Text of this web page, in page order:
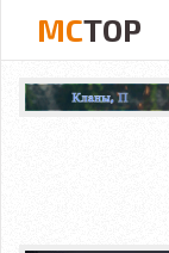
MCTOP